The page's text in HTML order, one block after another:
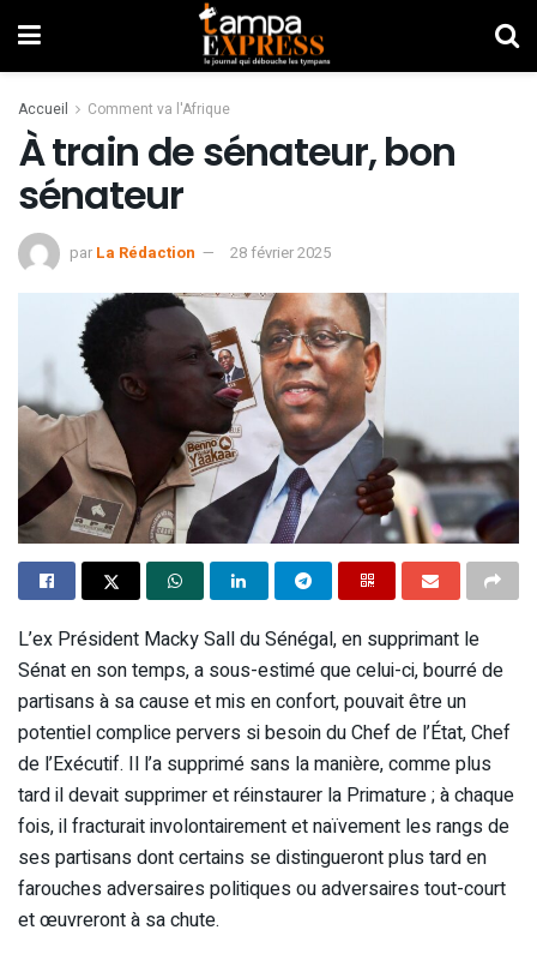
Accueil Comment va l'Afrique
À train de sénateur, bon
sénateur
par La Rédaction 28 février 2025
L’ex Président Macky Sall du Sénégal, en supprimant le
Sénat en son temps, a sous-estimé que celui-ci, bourré de
partisans à sa cause et mis en confort, pouvait être un
potentiel complice pervers si besoin du Chef de l’État, Chef
de l’Exécutif. Il l’a supprimé sans la manière, comme plus
tard il devait supprimer et réinstaurer la Primature ; à chaque
fois, il fracturait involontairement et naïvement les rangs de
ses partisans dont certains se distingueront plus tard en
farouches adversaires politiques ou adversaires tout-court
et œuvreront à sa chute.